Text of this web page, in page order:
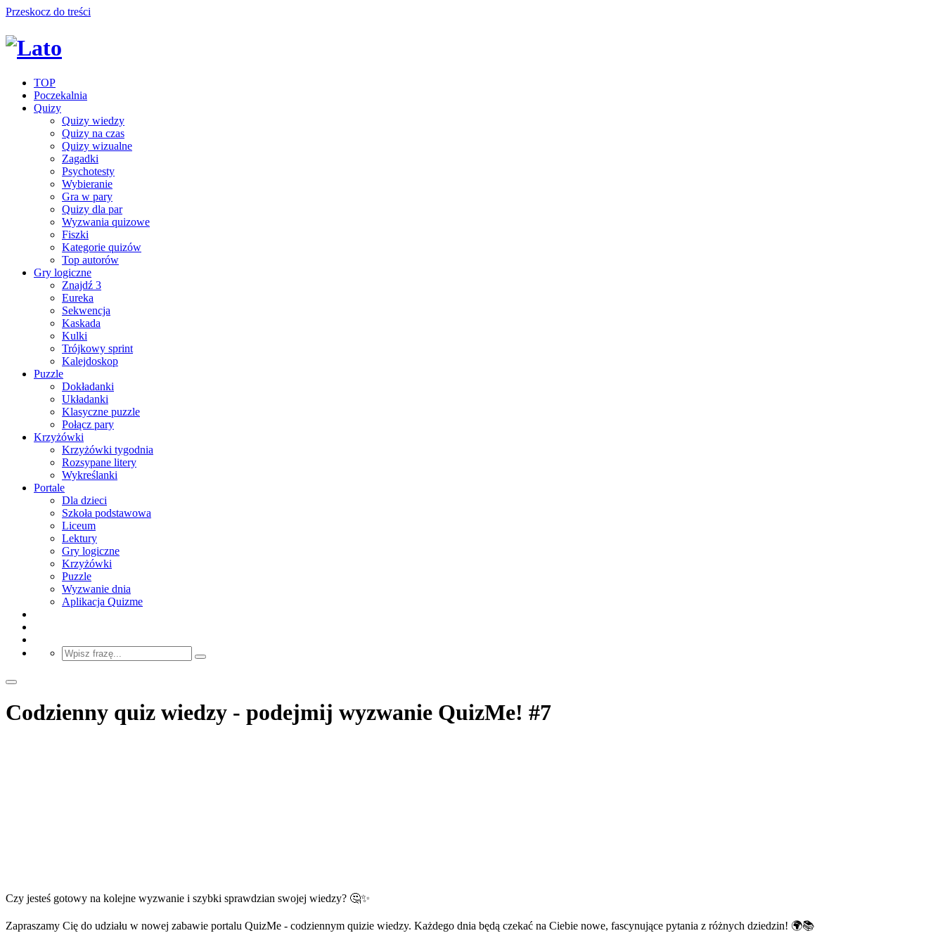
Przeskocz do treści
TOP
Poczekalnia
Quizy
Quizy wiedzy
Quizy na czas
Quizy wizualne
Zagadki
Psychotesty
Wybieranie
Gra w pary
Quizy dla par
Wyzwania quizowe
Fiszki
Kategorie quizów
Top autorów
Gry logiczne
Znajdź 3
Eureka
Sekwencja
Kaskada
Kulki
Trójkowy sprint
Kalejdoskop
Puzzle
Dokładanki
Układanki
Klasyczne puzzle
Połącz pary
Krzyżówki
Krzyżówki tygodnia
Rozsypane litery
Wykreślanki
Portale
Dla dzieci
Szkoła podstawowa
Liceum
Lektury
Gry logiczne
Krzyżówki
Puzzle
Wyzwanie dnia
Aplikacja Quizme
Codzienny quiz wiedzy - podejmij wyzwanie QuizMe! #7
Czy jesteś gotowy na kolejne wyzwanie i szybki sprawdzian swojej wiedzy? 🤔✨
Zapraszamy Cię do udziału w nowej zabawie portalu QuizMe - codziennym quizie wiedzy. Każdego dnia będą czekać na Ciebie nowe, fascynujące pytania z różnych dziedzin! 🌍📚